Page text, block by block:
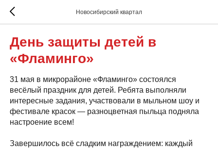
Новосибирский квартал
День защиты детей в
«Фламинго»
31 мая в микрорайоне «Фламинго» состоялся
весёлый праздник для детей. Ребята выполняли
интересные задания, участвовали в мыльном шоу и
фестивале красок — разноцветная пыльца подняла
настроение всем!
Завершилось всё сладким награждением: каждый